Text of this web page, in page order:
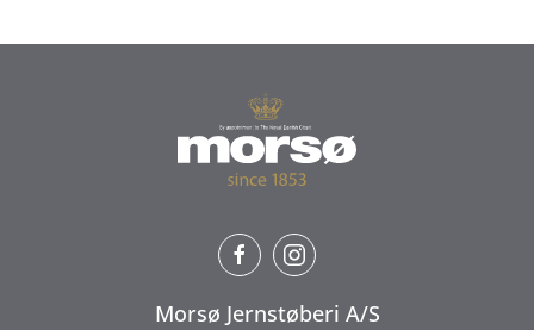
Morsø Jernstøberi A/S